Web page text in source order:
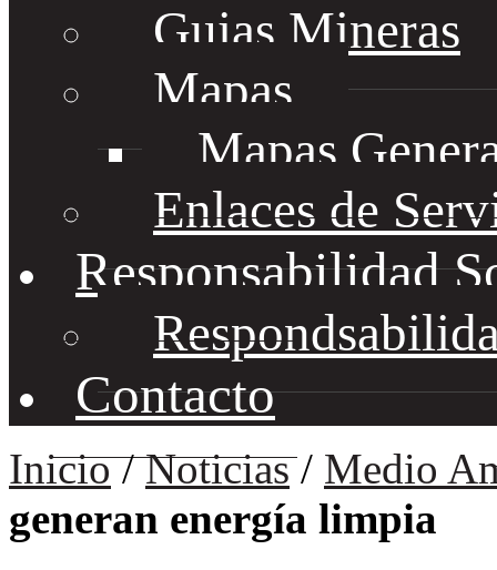
Guias Mineras
Mapas
Mapas
Enlaces de
Responsabilidad
Contacto
Inicio/Noticias/ Medio
generan energía limpia